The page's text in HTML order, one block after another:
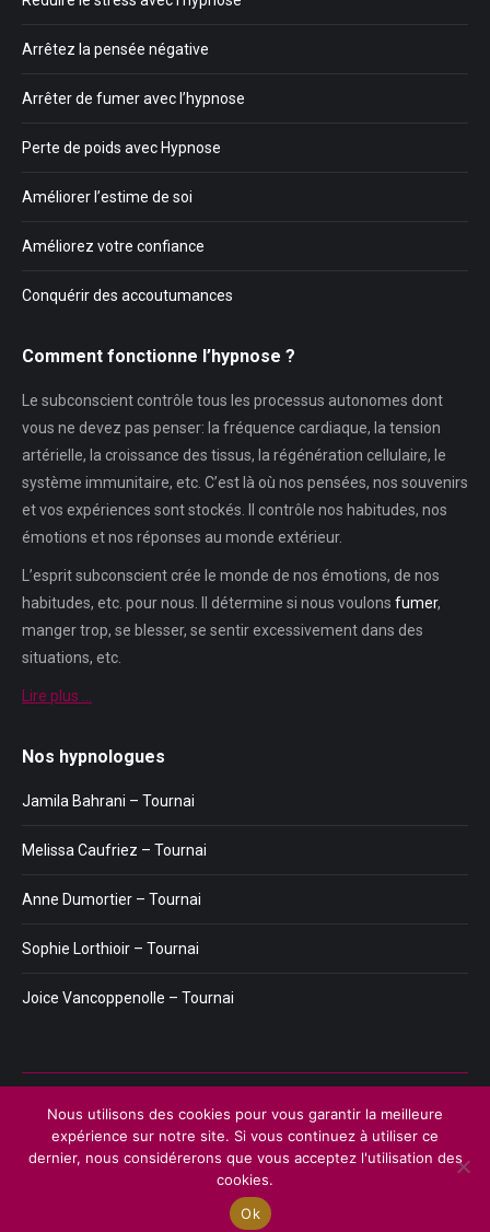
Arrêtez la pensée négative
Arrêter de fumer avec l’hypnose
Perte de poids avec Hypnose
Améliorer l’estime de soi
Améliorez votre confiance
Conquérir des accoutumances
Comment fonctionne l’hypnose ?
Le subconscient contrôle tous les processus autonomes dont
vous ne devez pas penser: la fréquence cardiaque, la tension
artérielle, la croissance des tissus, la régénération cellulaire, le
système immunitaire, etc. C’est là où nos pensées, nos souvenirs
et vos expériences sont stockés. Il contrôle nos habitudes, nos
émotions et nos réponses au monde extérieur.
L’esprit subconscient crée le monde de nos émotions, de nos
habitudes, etc. pour nous. Il détermine si nous voulons fumer,
manger trop, se blesser, se sentir excessivement dans des
situations, etc.
Lire plus …
Nos hypnologues
Jamila Bahrani – Tournai
Melissa Caufriez – Tournai
Anne Dumortier – Tournai
Sophie Lorthioir – Tournai
Joice Vancoppenolle – Tournai
Copyright © 2026Plateforme de l'Hypnose de Tournai. Tous droits
réservés.
Privium – Des services qui soutiennent vos soins. Pour psychologues,
psychotherapeutes et hypnotherapeutes.
RGPD - Politique de Protection de la Vie Privée
Nous utilisons des cookies pour vous garantir la meilleure
expérience sur notre site. Si vous continuez à utiliser ce
dernier, nous considérerons que vous acceptez l'utilisation des
cookies.
Ok